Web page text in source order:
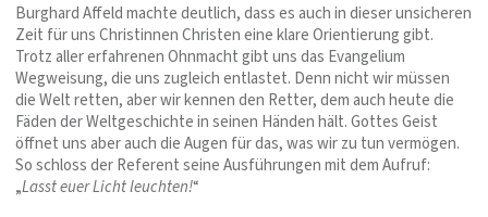
Burghard Affeld machte deutlich, dass es auch in dieser unsicheren
Zeit für uns Christinnen Christen eine klare Orientierung gibt.
Trotz aller erfahrenen Ohnmacht gibt uns das Evangelium
Wegweisung, die uns zugleich entlastet. Denn nicht wir müssen
die Welt retten, aber wir kennen den Retter, dem auch heute die
Fäden der Weltgeschichte in seinen Händen hält. Gottes Geist
öffnet uns aber auch die Augen für das, was wir zu tun vermögen.
So schloss der Referent seine Ausführungen mit dem Aufruf:
„Lasst euer Licht leuchten!“